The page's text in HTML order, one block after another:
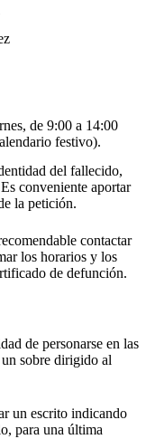
de 9:00 a 14:00
festivo).
del fallecido,
conveniente aportar
la petición.
contactar
los horarios y los
de defunción.
de personarse en las
sobre dirigido al
un escrito indicando
para una última